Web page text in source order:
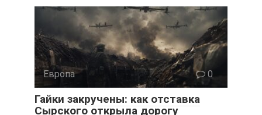
Европа 0
Гайки закручены: как отставка
Сырского открыла дорогу